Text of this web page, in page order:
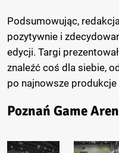
Podsumowując,
pozytywnie i
edycji. Targi
znaleźć coś dla siebie,
po najnowsze
Poznań Game